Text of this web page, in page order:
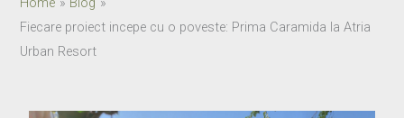
Fiecare proiect incepe cu o poveste: Prima Caramida la Atria
Urban Resort